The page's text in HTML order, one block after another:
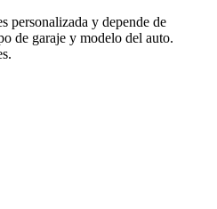
personalizada y depende de
de garaje y modelo del auto.